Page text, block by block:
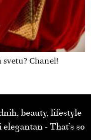
Chanel!
beauty, lifestyle
- That’s so